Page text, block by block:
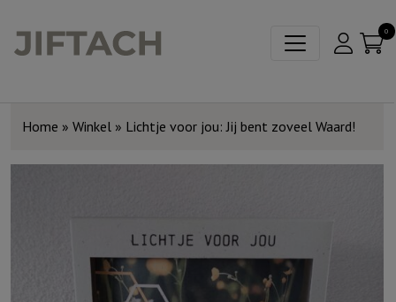
0
Home » Winkel » Lichtje voor jou: Jij bent zoveel Waard!